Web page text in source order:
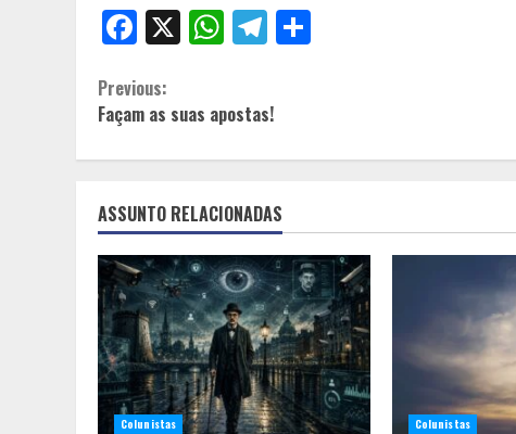
Facebook
X WhatsApp
Telegram
Continue
Reading
Previous:
Façam as suas apostas!
ASSUNTO RELACIONADAS
Colunistas Colunistas